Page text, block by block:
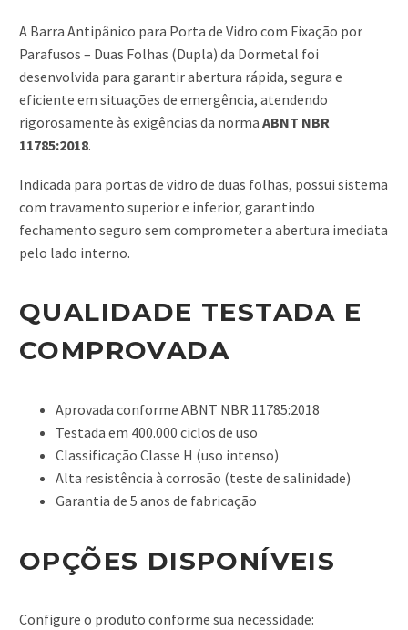
A Barra Antipânico para Porta de Vidro com Fixação por
Parafusos – Duas Folhas (Dupla) da Dormetal foi
desenvolvida para garantir abertura rápida, segura e
eficiente em situações de emergência, atendendo
rigorosamente às exigências da norma ABNT NBR
11785:2018.
Indicada para portas de vidro de duas folhas, possui sistema
com travamento superior e inferior, garantindo
fechamento seguro sem comprometer a abertura imediata
pelo lado interno.
QUALIDADE TESTADA E
COMPROVADA
Aprovada conforme ABNT NBR 11785:2018
Testada em 400.000 ciclos de uso
Classificação Classe H (uso intenso)
Alta resistência à corrosão (teste de salinidade)
Garantia de 5 anos de fabricação
OPÇÕES DISPONÍVEIS
Configure o produto conforme sua necessidade: